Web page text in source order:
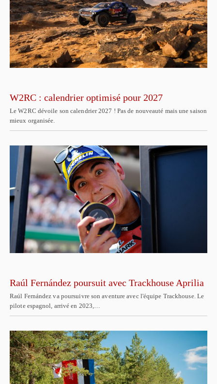
W2RC : calendrier optimisé pour 2027
Le W2RC dévoile son calendrier 2027 ! Pas de nouveauté mais une saison
mieux organisée.
Raúl Fernández poursuit avec Trackhouse Aprilia
Raúl Fernández va poursuivre son aventure avec l'équipe Trackhouse. Le
pilote espagnol, arrivé en 2023,…